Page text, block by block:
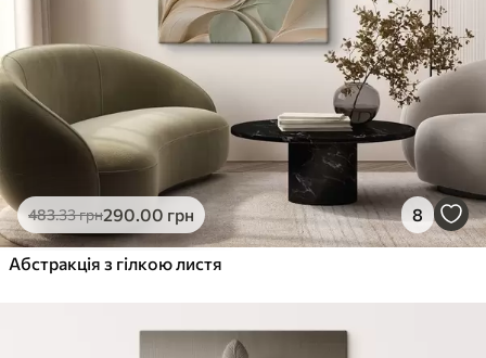
483.33грн290.00 грн 8
Абстракція з гілкою листя